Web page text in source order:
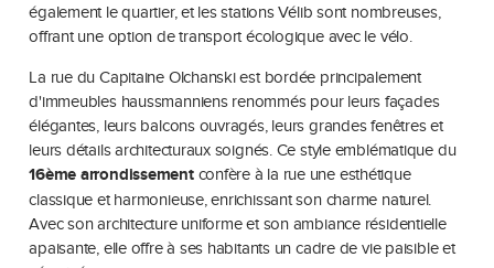
également le quartier, et les stations Vélib sont nombreuses,
offrant une option de transport écologique avec le vélo.
La rue du Capitaine Olchanski est bordée principalement
d'immeubles haussmanniens renommés pour leurs façades
élégantes, leurs balcons ouvragés, leurs grandes fenêtres et
leurs détails architecturaux soignés. Ce style emblématique du
16ème arrondissementconfère à la rue une esthétique
classique et harmonieuse, enrichissant son charme naturel.
Avec son architecture uniforme et son ambiance résidentielle
apaisante, elle offre à ses habitants un cadre de vie paisible et